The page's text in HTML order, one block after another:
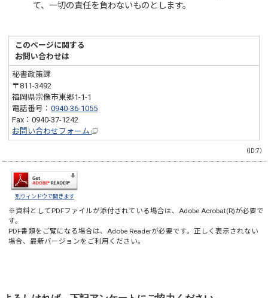
て、一切の責任を負わないものとします。
このページに関する
お問い合わせは
秘書政策課
〒811-3492
福岡県宗像市東郷1-1-1
電話番号：0940-36-1055
Fax：0940-37-1242
お問い合わせフォーム
（ID:7）
別ウィンドウで開きます
※資料としてPDFファイルが添付されている場合は、 Adobe Acrobat(R)が必要で
す。
PDF書類をご覧になる場合は、 Adobe Readerが必要です。正しく表示されない
場合、最新バージョンをご利用ください。